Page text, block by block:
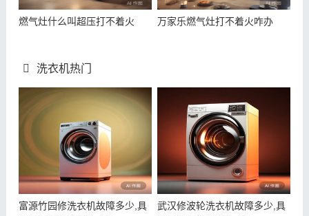
燃气灶什么叫超压打不着火 万家乐燃气灶打不着火咋办
洗衣机热门
富源竹园修洗衣机故障多少,具
武汉修波轮洗衣机故障多少,具